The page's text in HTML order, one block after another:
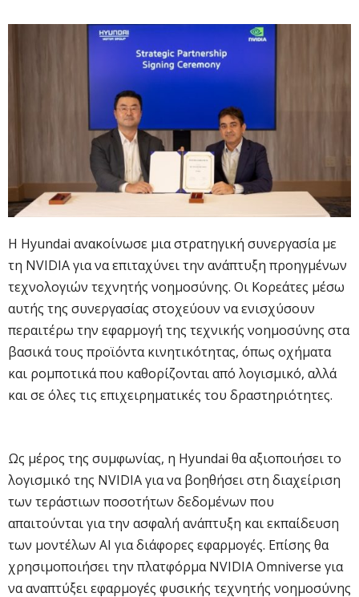
Η Hyundai ανακοίνωσε μια στρατηγική συνεργασία με
τη NVIDIA για να επιταχύνει την ανάπτυξη προηγμένων
τεχνολογιών τεχνητής νοημοσύνης. Οι Κορεάτες μέσω
αυτής της συνεργασίας στοχεύουν να ενισχύσουν
περαιτέρω την εφαρμογή της τεχνικής νοημοσύνης στα
βασικά τους προϊόντα κινητικότητας, όπως οχήματα
και ρομποτικά που καθορίζονται από λογισμικό, αλλά
και σε όλες τις επιχειρηματικές του δραστηριότητες.
Ως μέρος της συμφωνίας, η Hyundai θα αξιοποιήσει το
λογισμικό της NVIDIA για να βοηθήσει στη διαχείριση
των τεράστιων ποσοτήτων δεδομένων που
απαιτούνται για την ασφαλή ανάπτυξη και εκπαίδευση
των μοντέλων AI για διάφορες εφαρμογές. Επίσης θα
χρησιμοποιήσει την πλατφόρμα NVIDIA Omniverse για
να αναπτύξει εφαρμογές φυσικής τεχνητής νοημοσύνης